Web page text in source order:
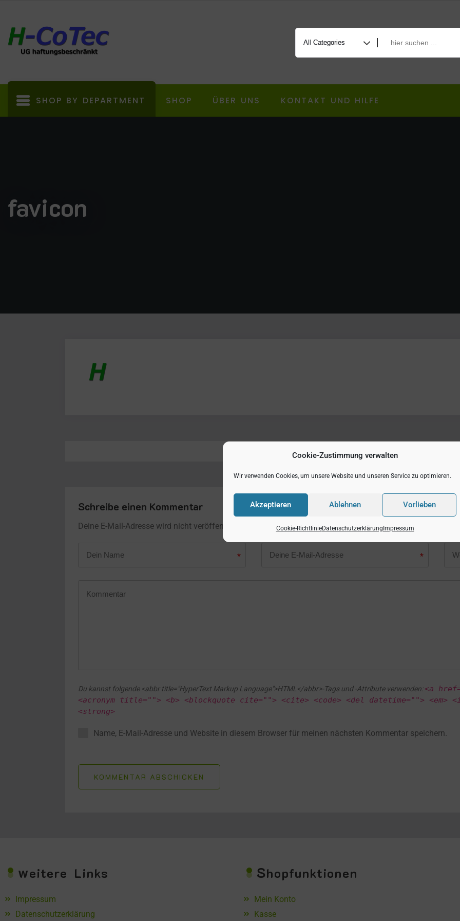
Cookie-Zustimmung verwalten
Wir verwenden Cookies, um unsere Website und unseren Service zu optimieren.
Akzeptieren Ablehnen Vorlieben
Cookie-RichtlinieDatenschutzerklärungImpressum
SHOP BY DEPARTMENT SHOP ÜBER UNS KONTAKT UND HILFE
favicon
Schreibe einen Kommentar
Deine E-Mail-Adresse wird nicht veröffentlicht. Pflichtfelder sind mit * gekennzeichnet.
* *
Du kannst folgende <abbr title="HyperText Markup Language">HTML</abbr>-Tags und -Attribute verwenden:<a
<acronym title=""> <b> <blockquote cite=""> <cite> <code> <del datetime=""> <em>
<strong>
Name, E-Mail-Adresse und Website in diesem Browser für meinen nächsten Kommentar speichern.
KOMMENTAR ABSCHICKEN
weitere Links
Impressum
Datenschutzerklärung
Shopfunktionen
Mein Konto
Kasse